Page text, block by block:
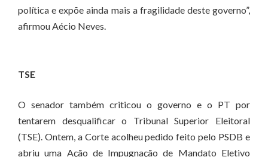
política e expõe ainda mais a fragilidade deste governo”,
afirmou Aécio Neves.
TSE
O senador também criticou o governo e o PT por
tentarem desqualificar o Tribunal Superior Eleitoral
(TSE). Ontem, a Corte acolheu pedido feito pelo PSDB e
abriu uma Ação de Impugnação de Mandato Eletivo